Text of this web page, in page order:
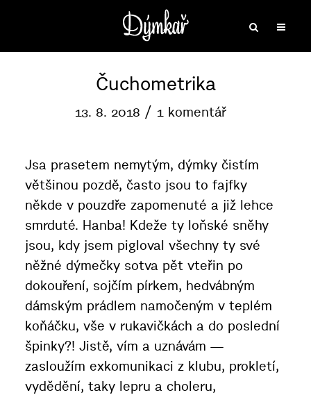
Čuchometrika
13. 8. 2018 1 komentář
Jsa prasetem nemytým, dýmky čistím
většinou pozdě, často jsou to fajfky
někde v pouzdře zapomenuté a již lehce
smrduté. Hanba! Kdeže ty loňské sněhy
jsou, kdy jsem pigloval všechny ty své
něžné dýmečky sotva pět vteřin po
dokouření, sojčím pírkem, hedvábným
dámským prádlem namočeným v teplém
koňáčku, vše v rukavičkách a do poslední
špinky?! Jistě, vím a uznávám —
zasloužím exkomunikaci z klubu, prokletí,
vydědění, taky lepru a choleru,